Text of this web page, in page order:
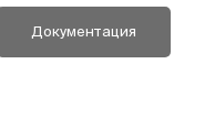
Документация